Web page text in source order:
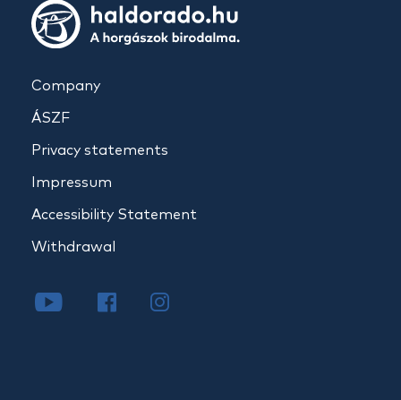
Company
ÁSZF
Privacy statements
Impressum
Accessibility Statement
Withdrawal